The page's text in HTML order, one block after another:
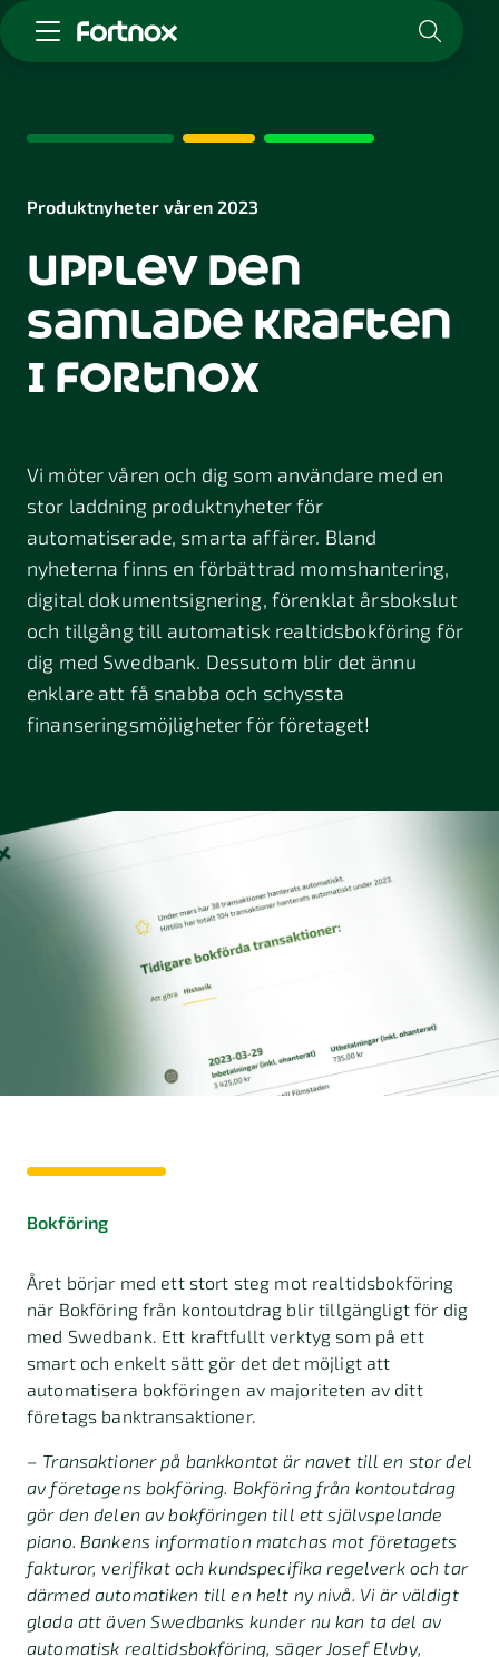
Skaffa Fortnox
Kunskap & inspiration
Logga in
Kontakt
Om Fortnox
Karriär
Kontakt
Produktnyheter våren 2023
upplev den
samlade kraften
i fortnox
Vi möter våren och dig som användare med en
stor laddning produktnyheter för
automatiserade, smarta affärer. Bland
nyheterna finns en förbättrad momshantering,
digital dokumentsignering, förenklat årsbokslut
och tillgång till automatisk realtidsbokföring för
dig med Swedbank. Dessutom blir det ännu
enklare att få snabba och schyssta
finanseringsmöjligheter för företaget!
Bokföring
Året börjar med ett stort steg mot realtidsbokföring
när Bokföring från kontoutdrag blir tillgängligt för dig
med Swedbank. Ett kraftfullt verktyg som på ett
smart och enkelt sätt gör det det möjligt att
automatisera bokföringen av majoriteten av ditt
företags banktransaktioner.
– Transaktioner på bankkontot är navet till en stor del
av företagens bokföring. Bokföring från kontoutdrag
gör den delen av bokföringen till ett självspelande
piano. Bankens information matchas mot företagets
fakturor, verifikat och kundspecifika regelverk och tar
därmed automatiken till en helt ny nivå. Vi är väldigt
glada att även Swedbanks kunder nu kan ta del av
automatisk realtidsbokföring, säger Josef Elvby,